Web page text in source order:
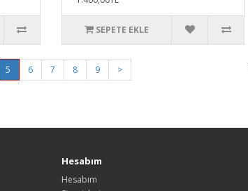
SEPETE EKLE
5 6 7 8 9
>
Hesabım
Hesabım